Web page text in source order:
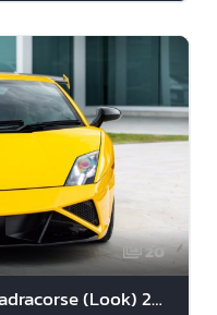
20
Lamborghini Gallardo squadracorse (Look) 2005